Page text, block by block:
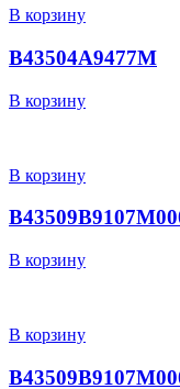
В корзину
B43504A9477M
В корзину
В корзину
В корзину
В корзину